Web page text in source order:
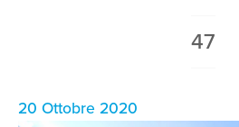
47
20 Ottobre 2020